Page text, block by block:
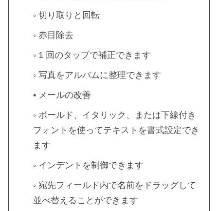
◦ 切り取りと回転
◦ 赤目除去
◦ 1 回のタップで補正できます
◦ 写真をアルバムに整理できます
• メールの改善
◦ ボールド、イタリック、または下線付き
フォントを使ってテキストを書式設定でき
ます
◦ インデントを制御できます
◦ 宛先フィールド内で名前をドラッグして
並べ替えることができます